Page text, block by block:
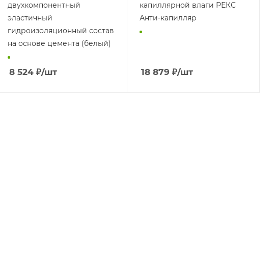
двухкомпонентный
эластичный
гидроизоляционный состав
на основе цемента (белый)
8 524₽/шт
капиллярной влаги РЕКС
Анти-капилляр
18 879 ₽/шт